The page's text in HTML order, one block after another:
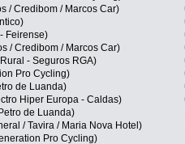
/ Credibom / Marcos Car)
Feirense)
/ Credibom / Marcos Car)
- Seguros RGA)
Pro Cycling)
de Luanda)
Hiper Europa - Caldas)
de Luanda)
/ Tavira / Maria Nova Hotel)
Pro Cycling)